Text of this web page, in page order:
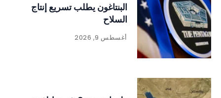
البنتاغون يطلب تسريع إنتاج
السلاح
أغسطس 9, 2026